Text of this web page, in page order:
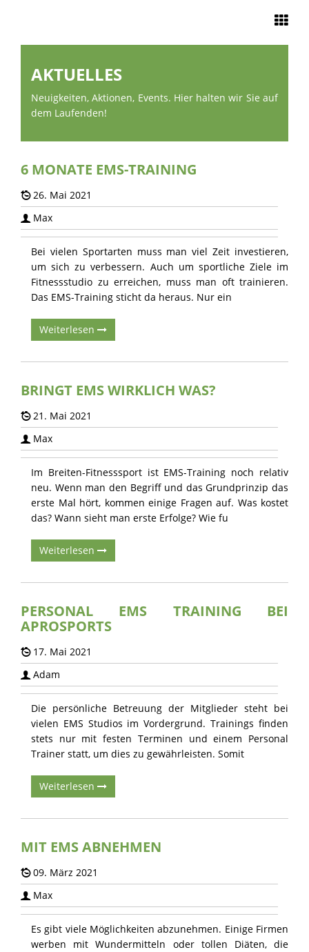
START
EMS TRAINING
UNSERE
STUDIOS
EMS ZU HAUSE
ÜBER UNS
KONTAKT &
PROBETRAINING
AKTUELLES
Neuigkeiten, Aktionen, Events. Hier halten wir Sie auf
dem Laufenden!
6 MONATE EMS-TRAINING
26. Mai 2021
Max
Bei vielen Sportarten muss man viel Zeit investieren,
um sich zu verbessern. Auch um sportliche Ziele im
Fitnessstudio zu erreichen, muss man oft trainieren.
Das EMS-Training sticht da heraus. Nur ein
Weiterlesen
BRINGT EMS WIRKLICH WAS?
21. Mai 2021
Max
Im Breiten-Fitnesssport ist EMS-Training noch relativ
neu. Wenn man den Begriff und das Grundprinzip das
erste Mal hört, kommen einige Fragen auf. Was kostet
das? Wann sieht man erste Erfolge? Wie fu
Weiterlesen
PERSONAL EMS TRAINING BEI
APROSPORTS
17. Mai 2021
Adam
Die persönliche Betreuung der Mitglieder steht bei
vielen EMS Studios im Vordergrund. Trainings finden
stets nur mit festen Terminen und einem Personal
Trainer statt, um dies zu gewährleisten. Somit
Weiterlesen
MIT EMS ABNEHMEN
09. März 2021
Max
Es gibt viele Möglichkeiten abzunehmen. Einige Firmen
werben mit Wundermitteln oder tollen Diäten, die